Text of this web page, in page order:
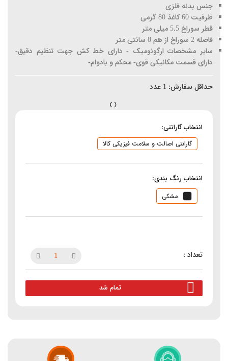
جنس بدنه فلزی
ظرفیت 60 کاغذ 80 گرمی
قطر سوراخ 5.5 میلی متر
فاصله 2 سوراخ از هم 8 سانتی متر
سایر مشخصات ارگونومیک - دارای خط کش جهت تنظیم دقیق-
دارای قسمت مکانیکی قوی- محکم و بادوام-
حداقل سفارش: 1 عدد
انتخاب گارانتی:
گارانتی اصالت و سلامت فیزیکی کالا
انتخاب رنگ بندی:
مشکی
تمام شد